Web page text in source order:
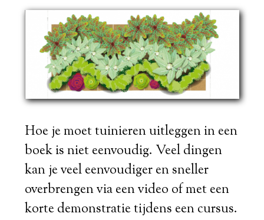
Hoe je moet tuinieren uitleggen in een
boek is niet eenvoudig. Veel dingen
kan je veel eenvoudiger en sneller
overbrengen via een video of met een
korte demonstratie tijdens een cursus.